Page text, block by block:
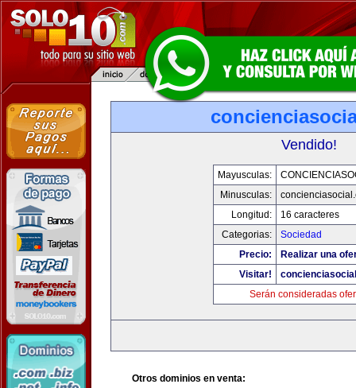
Vendido!
Mayusculas:
Minusculas:
Longitud:
16 caracteres
Categorias:
Sociedad
Precio:
Realizar una
Visitar!
Serán consideradas
Otros dominios en venta: